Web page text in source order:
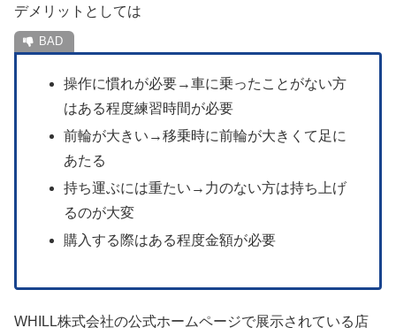
デメリットとしては
操作に慣れが必要→車に乗ったことがない方
はある程度練習時間が必要
前輪が大きい→移乗時に前輪が大きくて足に
あたる
持ち運ぶには重たい→力のない方は持ち上げ
るのが大変
購入する際はある程度金額が必要
WHILL株式会社の公式ホームページで展示されている店